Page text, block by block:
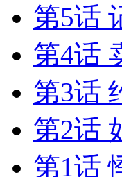
第5话
第4话
第3话
第2话
第1话